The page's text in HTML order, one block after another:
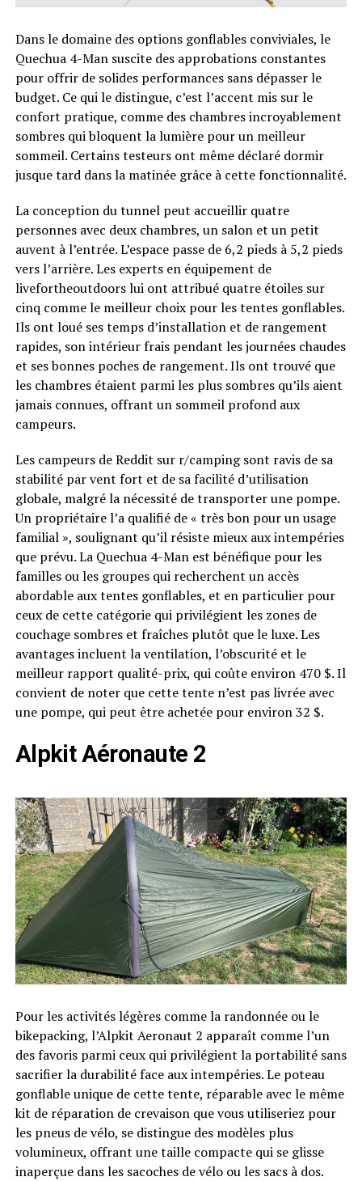
Dans le domaine des options gonflables conviviales, le
Quechua 4-Man suscite des approbations constantes
pour offrir de solides performances sans dépasser le
budget. Ce qui le distingue, c’est l’accent mis sur le
confort pratique, comme des chambres incroyablement
sombres qui bloquent la lumière pour un meilleur
sommeil. Certains testeurs ont même déclaré dormir
jusque tard dans la matinée grâce à cette fonctionnalité.
La conception du tunnel peut accueillir quatre
personnes avec deux chambres, un salon et un petit
auvent à l’entrée. L’espace passe de 6,2 pieds à 5,2 pieds
vers l’arrière. Les experts en équipement de
livefortheoutdoors lui ont attribué quatre étoiles sur
cinq comme le meilleur choix pour les tentes gonflables.
Ils ont loué ses temps d’installation et de rangement
rapides, son intérieur frais pendant les journées chaudes
et ses bonnes poches de rangement. Ils ont trouvé que
les chambres étaient parmi les plus sombres qu’ils aient
jamais connues, offrant un sommeil profond aux
campeurs.
Les campeurs de Reddit sur r/camping sont ravis de sa
stabilité par vent fort et de sa facilité d’utilisation
globale, malgré la nécessité de transporter une pompe.
Un propriétaire l’a qualifié de « très bon pour un usage
familial », soulignant qu’il résiste mieux aux intempéries
que prévu. La Quechua 4-Man est bénéfique pour les
familles ou les groupes qui recherchent un accès
abordable aux tentes gonflables, et en particulier pour
ceux de cette catégorie qui privilégient les zones de
couchage sombres et fraîches plutôt que le luxe. Les
avantages incluent la ventilation, l’obscurité et le
meilleur rapport qualité-prix, qui coûte environ 470 $. Il
convient de noter que cette tente n’est pas livrée avec
une pompe, qui peut être achetée pour environ 32 $.
Alpkit Aéronaute 2
Pour les activités légères comme la randonnée ou le
bikepacking, l’Alpkit Aeronaut 2 apparaît comme l’un
des favoris parmi ceux qui privilégient la portabilité sans
sacrifier la durabilité face aux intempéries. Le poteau
gonflable unique de cette tente, réparable avec le même
kit de réparation de crevaison que vous utiliseriez pour
les pneus de vélo, se distingue des modèles plus
volumineux, offrant une taille compacte qui se glisse
inaperçue dans les sacoches de vélo ou les sacs à dos.